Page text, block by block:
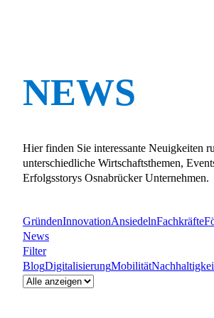
NEWS
Hier finden Sie interessante Neuigkeiten
unterschiedliche Wirtschaftsthemen,
Erfolgsstorys Osnabrücker Unternehmen.
GründenInnovationAnsiedelnFachkräfte
News
Filter
BlogDigitalisierungMobilität